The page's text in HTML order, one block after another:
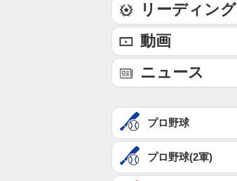
リーディング
動画
ニュース
プロ野球
プロ野球(2軍)